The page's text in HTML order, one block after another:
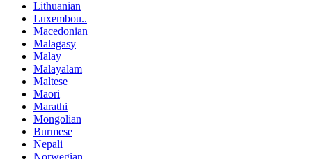
Lithuanian
Luxembou..
Macedonian
Malagasy
Malay
Malayalam
Maltese
Maori
Marathi
Mongolian
Burmese
Nepali
Norwegian